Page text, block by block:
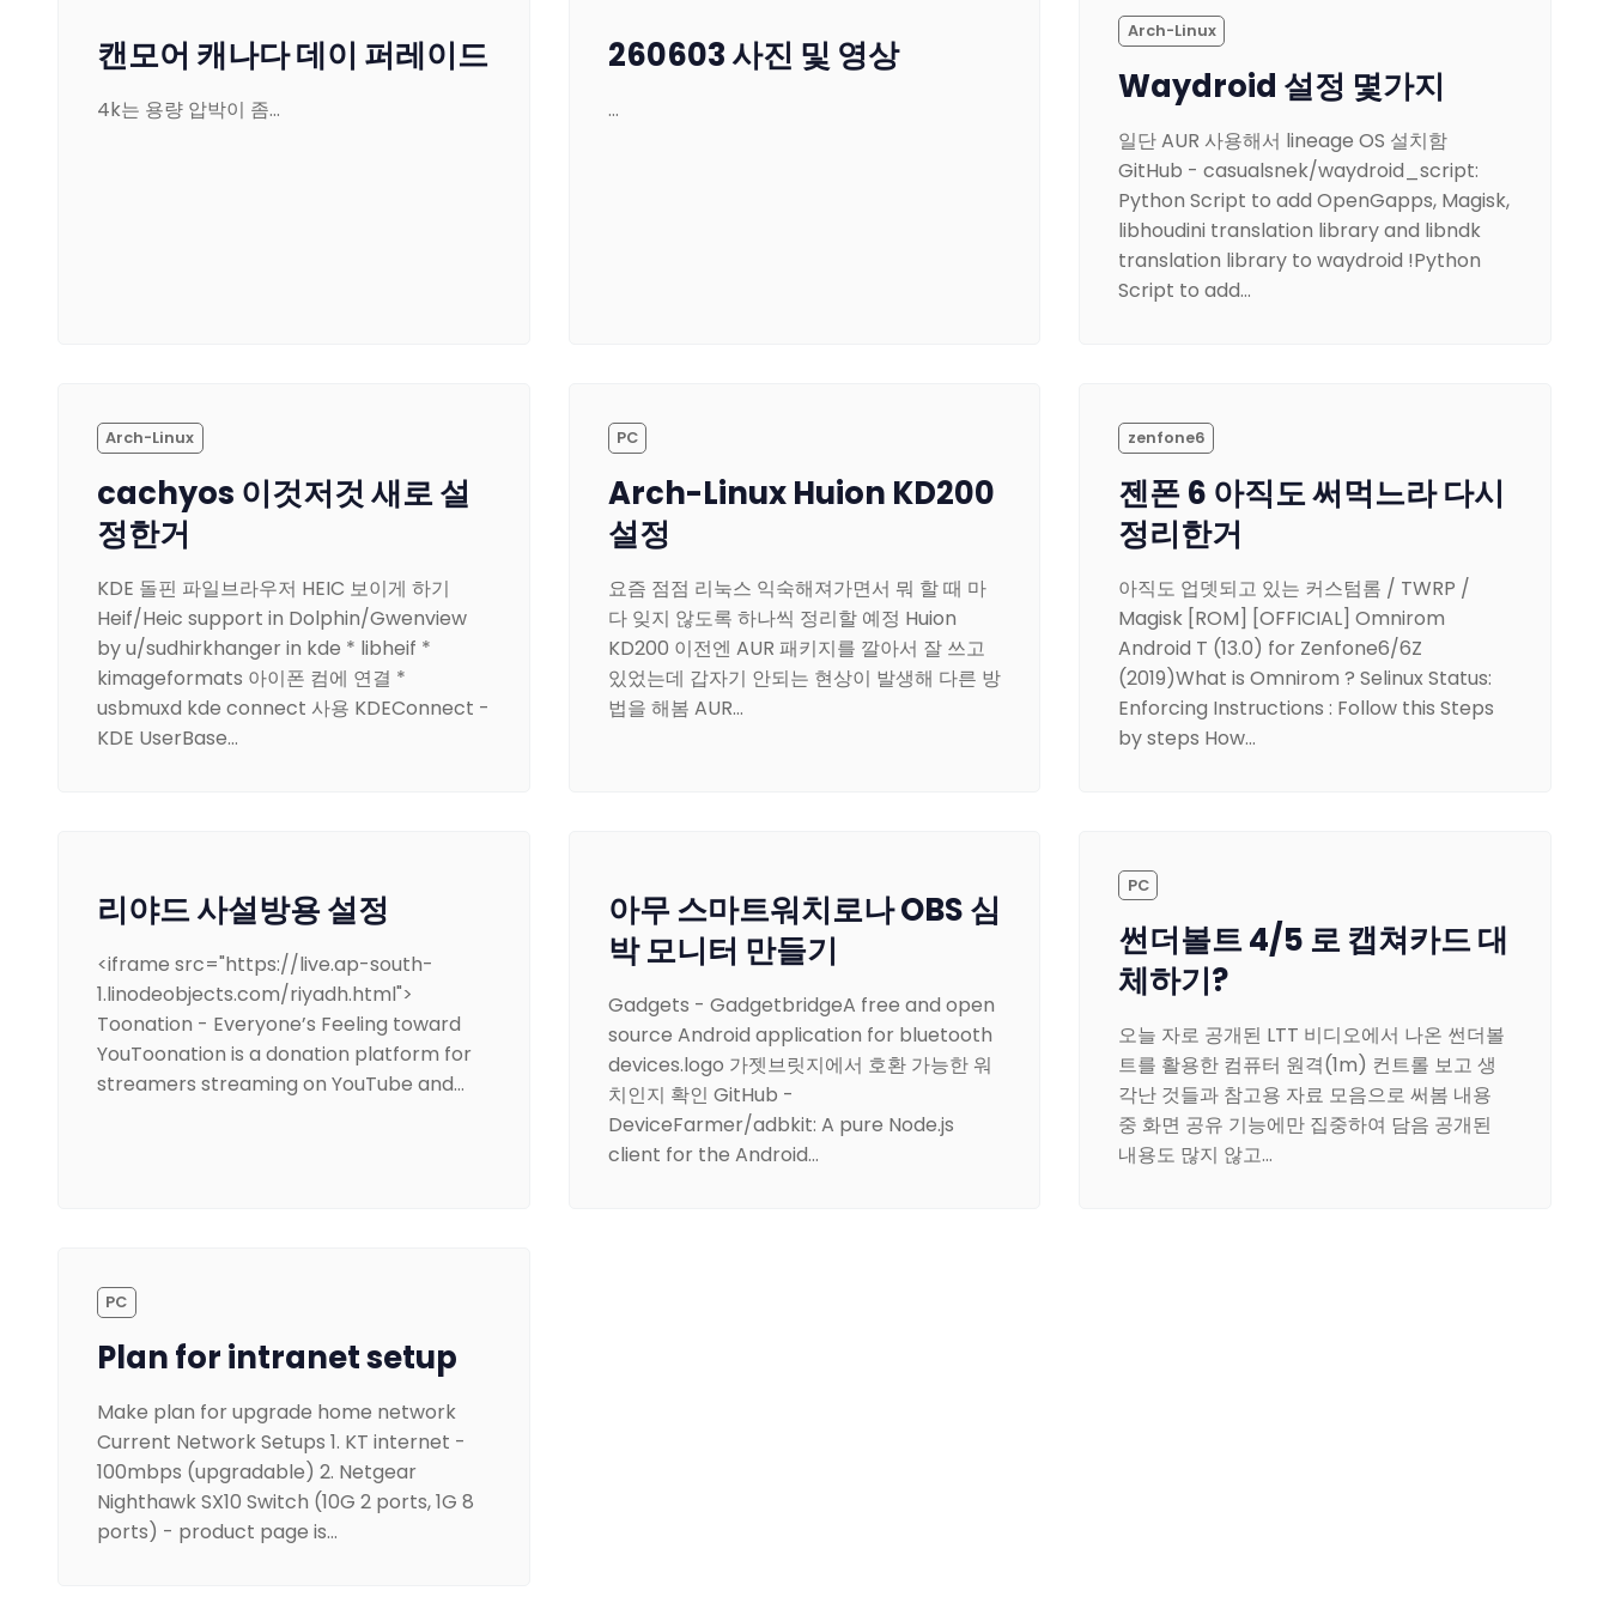
캔모어 캐나다 데이 퍼레이드
4k는 용량 압박이 좀…
260603 사진 및 영상
…
Arch-Linux
Waydroid 설정 몇가지
일단 AUR 사용해서 lineage OS 설치함
GitHub - casualsnek/waydroid_script:
Python Script to add OpenGapps, Magisk,
libhoudini translation library and libndk
translation library to waydroid !Python
Script to add…
Arch-Linux
cachyos 이것저것 새로 설
정한거
KDE 돌핀 파일브라우저 HEIC 보이게 하기
Heif/Heic support in Dolphin/Gwenview
by u/sudhirkhanger in kde * libheif *
kimageformats 아이폰 컴에 연결 *
usbmuxd kde connect 사용 KDEConnect -
KDE UserBase…
PC
Arch-Linux Huion KD200
설정
요즘 점점 리눅스 익숙해져가면서 뭐 할 때 마
다 잊지 않도록 하나씩 정리할 예정 Huion
KD200 이전엔 AUR 패키지를 깔아서 잘 쓰고
있었는데 갑자기 안되는 현상이 발생해 다른 방
법을 해봄 AUR…
zenfone6
젠폰 6 아직도 써먹느라 다시
정리한거
아직도 업뎃되고 있는 커스텀롬 / TWRP /
Magisk [ROM] [OFFICIAL] Omnirom
Android T (13.0) for Zenfone6/6Z
(2019)What is Omnirom ? Selinux Status:
Enforcing Instructions : Follow this Steps
by steps How…
리야드 사설방용 설정
<iframe src="https://live.ap-south-
1.linodeobjects.com/riyadh.html">
Toonation - Everyone’s Feeling toward
YouToonation is a donation platform for
streamers streaming on YouTube and…
아무 스마트워치로나 OBS 심
박 모니터 만들기
Gadgets - GadgetbridgeA free and open
source Android application for bluetooth
devices.logo 가젯브릿지에서 호환 가능한 워
치인지 확인 GitHub -
DeviceFarmer/adbkit: A pure Node.js
client for the Android…
PC
썬더볼트 4/5 로 캡쳐카드 대
체하기?
오늘 자로 공개된 LTT 비디오에서 나온 썬더볼
트를 활용한 컴퓨터 원격(1m) 컨트롤 보고 생
각난 것들과 참고용 자료 모음으로 써봄 내용
중 화면 공유 기능에만 집중하여 담음 공개된
내용도 많지 않고…
PC
Plan for intranet setup
Make plan for upgrade home network
Current Network Setups 1. KT internet -
100mbps (upgradable) 2. Netgear
Nighthawk SX10 Switch (10G 2 ports, 1G 8
ports) - product page is…